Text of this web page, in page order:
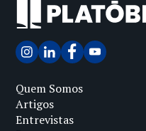
Quem Somos
Artigos
Entrevistas